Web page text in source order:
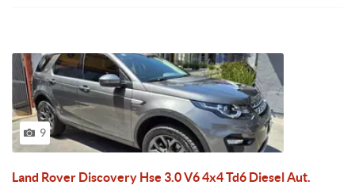
9
Land Rover Discovery Hse 3.0 V6 4x4 Td6 Diesel Aut.